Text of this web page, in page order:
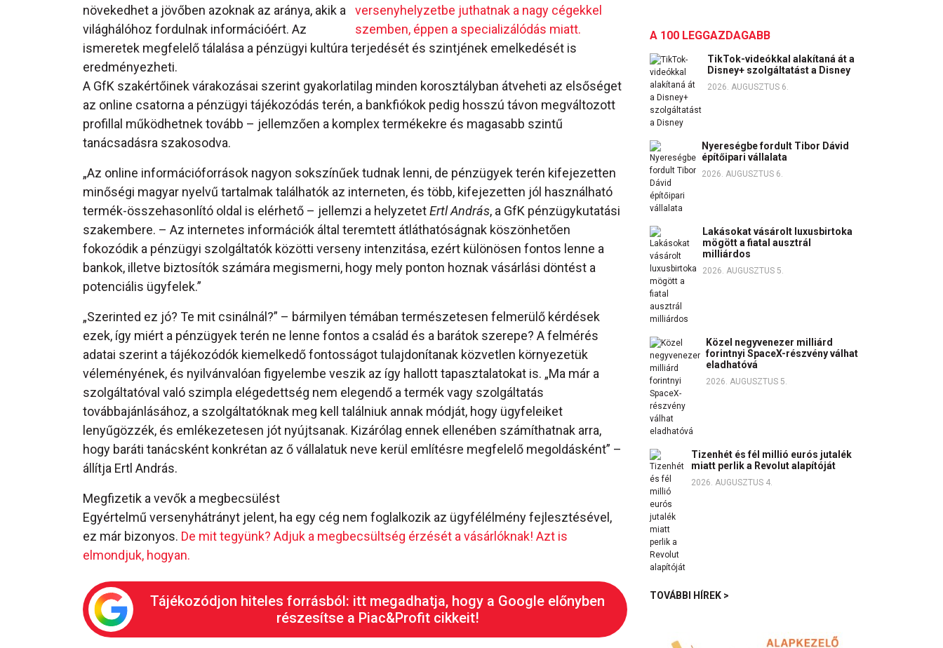
versenyhelyzetbe juthatnak a nagy cégekkel
szemben, éppen a specializálódás miatt.
növekedhet a jövőben azoknak az aránya, akik a
világhálóhoz fordulnak információért. Az
ismeretek megfelelő tálalása a pénzügyi kultúra terjedését és szintjének emelkedését is
eredményezheti.
A GfK szakértőinek várakozásai szerint gyakorlatilag minden korosztályban átveheti az elsőséget
az online csatorna a pénzügyi tájékozódás terén, a bankfiókok pedig hosszú távon megváltozott
profillal működhetnek tovább – jellemzően a komplex termékekre és magasabb szintű
tanácsadásra szakosodva.
„Az online információforrások nagyon sokszínűek tudnak lenni, de pénzügyek terén kifejezetten
minőségi magyar nyelvű tartalmak találhatók az interneten, és több, kifejezetten jól használható
termék-összehasonlító oldal is elérhető – jellemzi a helyzetetErtl András, a GfK pénzügykutatási
szakembere. – Az internetes információk által teremtett átláthatóságnak köszönhetően
fokozódik a pénzügyi szolgáltatók közötti verseny intenzitása, ezért különösen fontos lenne a
bankok, illetve biztosítók számára megismerni, hogy mely ponton hoznak vásárlási döntést a
potenciális ügyfelek.”
„Szerinted ez jó? Te mit csinálnál?” – bármilyen témában természetesen felmerülő kérdések
ezek, így miért a pénzügyek terén ne lenne fontos a család és a barátok szerepe? A felmérés
adatai szerint a tájékozódók kiemelkedő fontosságot tulajdonítanak közvetlen környezetük
véleményének, és nyilvánvalóan figyelembe veszik az így hallott tapasztalatokat is. „Ma már a
szolgáltatóval való szimpla elégedettség nem elegendő a termék vagy szolgáltatás
továbbajánlásához, a szolgáltatóknak meg kell találniuk annak módját, hogy ügyfeleiket
lenyűgözzék, és emlékezetesen jót nyújtsanak. Kizárólag ennek ellenében számíthatnak arra,
hogy baráti tanácsként konkrétan az ő vállalatuk neve kerül említésre megfelelő megoldásként” –
állítja Ertl András.
Megfizetik a vevők a megbecsülést
Egyértelmű versenyhátrányt jelent, ha egy cég nem foglalkozik az ügyfélélmény fejlesztésével,
ez már bizonyos. De mit tegyünk? Adjuk a megbecsültség érzését a vásárlóknak! Azt is
elmondjuk, hogyan.
Tájékozódjon hiteles forrásból: itt megadhatja, hogy a Google előnyben
részesítse a Piac&Profit cikkeit!
A 100 LEGGAZDAGABB
TikTok-videókkal alakítaná át a
Disney+ szolgáltatást a Disney
2026. AUGUSZTUS 6.
Nyereségbe fordult Tibor Dávid
építőipari vállalata
2026. AUGUSZTUS 6.
Lakásokat vásárolt luxusbirtoka
mögött a fiatal ausztrál
milliárdos
2026. AUGUSZTUS 5.
Közel negyvenezer milliárd
forintnyi SpaceX-részvény válhat
eladhatóvá
2026. AUGUSZTUS 5.
Tizenhét és fél millió eurós jutalék
miatt perlik a Revolut alapítóját
2026. AUGUSZTUS 4.
TOVÁBBI HÍREK >